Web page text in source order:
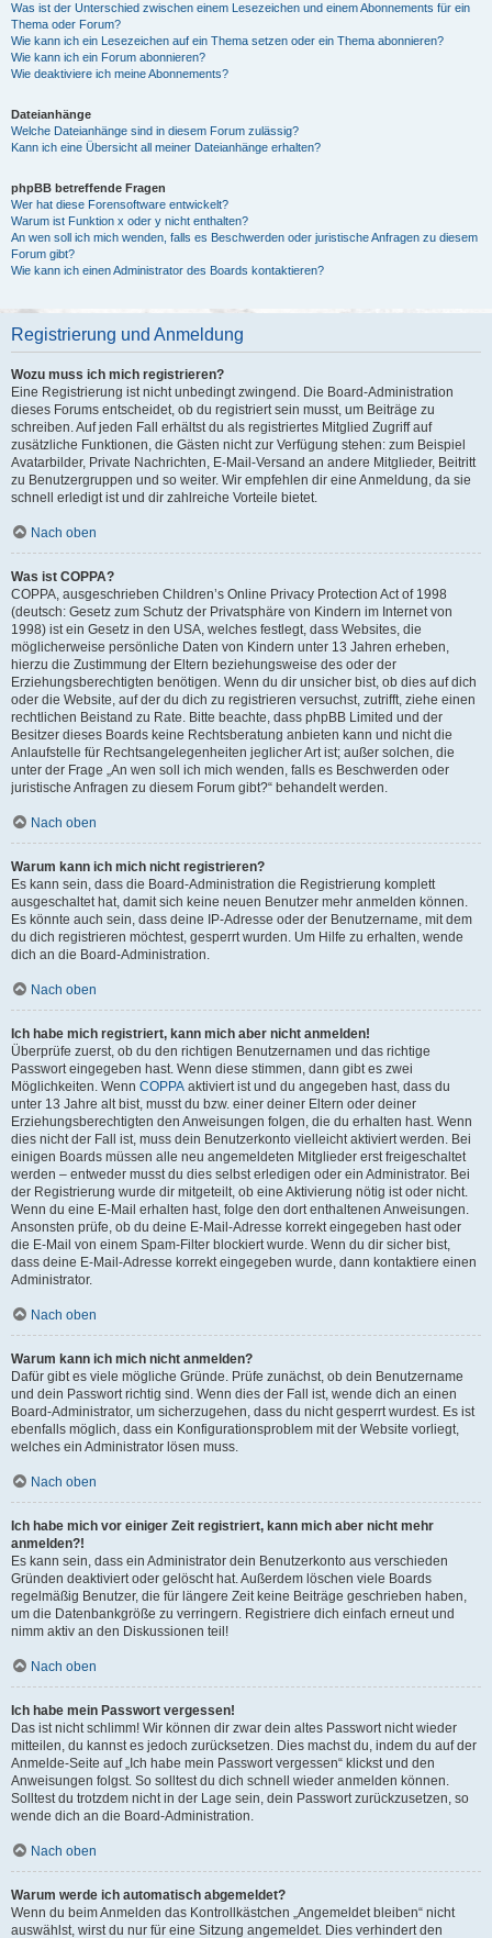
Was ist der Unterschied zwischen einem Lesezeichen und einem Abonnements für ein
Thema oder Forum?
Wie kann ich ein Lesezeichen auf ein Thema setzen oder ein Thema abonnieren?
Wie kann ich ein Forum abonnieren?
Wie deaktiviere ich meine Abonnements?
Dateianhänge
Welche Dateianhänge sind in diesem Forum zulässig?
Kann ich eine Übersicht all meiner Dateianhänge erhalten?
phpBB betreffende Fragen
Wer hat diese Forensoftware entwickelt?
Warum ist Funktion x oder y nicht enthalten?
An wen soll ich mich wenden, falls es Beschwerden oder juristische Anfragen zu diesem
Forum gibt?
Wie kann ich einen Administrator des Boards kontaktieren?
Registrierung und Anmeldung
Wozu muss ich mich registrieren?
Eine Registrierung ist nicht unbedingt zwingend. Die Board-Administration
dieses Forums entscheidet, ob du registriert sein musst, um Beiträge zu
schreiben. Auf jeden Fall erhältst du als registriertes Mitglied Zugriff auf
zusätzliche Funktionen, die Gästen nicht zur Verfügung stehen: zum Beispiel
Avatarbilder, Private Nachrichten, E-Mail-Versand an andere Mitglieder, Beitritt
zu Benutzergruppen und so weiter. Wir empfehlen dir eine Anmeldung, da sie
schnell erledigt ist und dir zahlreiche Vorteile bietet.
Nach oben
Was ist COPPA?
COPPA, ausgeschrieben Children’s Online Privacy Protection Act of 1998
(deutsch: Gesetz zum Schutz der Privatsphäre von Kindern im Internet von
1998) ist ein Gesetz in den USA, welches festlegt, dass Websites, die
möglicherweise persönliche Daten von Kindern unter 13 Jahren erheben,
hierzu die Zustimmung der Eltern beziehungsweise des oder der
Erziehungsberechtigten benötigen. Wenn du dir unsicher bist, ob dies auf dich
oder die Website, auf der du dich zu registrieren versuchst, zutrifft, ziehe einen
rechtlichen Beistand zu Rate. Bitte beachte, dass phpBB Limited und der
Besitzer dieses Boards keine Rechtsberatung anbieten kann und nicht die
Anlaufstelle für Rechtsangelegenheiten jeglicher Art ist; außer solchen, die
unter der Frage „An wen soll ich mich wenden, falls es Beschwerden oder
juristische Anfragen zu diesem Forum gibt?“ behandelt werden.
Nach oben
Warum kann ich mich nicht registrieren?
Es kann sein, dass die Board-Administration die Registrierung komplett
ausgeschaltet hat, damit sich keine neuen Benutzer mehr anmelden können.
Es könnte auch sein, dass deine IP-Adresse oder der Benutzername, mit dem
du dich registrieren möchtest, gesperrt wurden. Um Hilfe zu erhalten, wende
dich an die Board-Administration.
Nach oben
Ich habe mich registriert, kann mich aber nicht anmelden!
Überprüfe zuerst, ob du den richtigen Benutzernamen und das richtige
Passwort eingegeben hast. Wenn diese stimmen, dann gibt es zwei
Möglichkeiten. Wenn COPPA aktiviert ist und du angegeben hast, dass du
unter 13 Jahre alt bist, musst du bzw. einer deiner Eltern oder deiner
Erziehungsberechtigten den Anweisungen folgen, die du erhalten hast. Wenn
dies nicht der Fall ist, muss dein Benutzerkonto vielleicht aktiviert werden. Bei
einigen Boards müssen alle neu angemeldeten Mitglieder erst freigeschaltet
werden – entweder musst du dies selbst erledigen oder ein Administrator. Bei
der Registrierung wurde dir mitgeteilt, ob eine Aktivierung nötig ist oder nicht.
Wenn du eine E-Mail erhalten hast, folge den dort enthaltenen Anweisungen.
Ansonsten prüfe, ob du deine E-Mail-Adresse korrekt eingegeben hast oder
die E-Mail von einem Spam-Filter blockiert wurde. Wenn du dir sicher bist,
dass deine E-Mail-Adresse korrekt eingegeben wurde, dann kontaktiere einen
Administrator.
Nach oben
Warum kann ich mich nicht anmelden?
Dafür gibt es viele mögliche Gründe. Prüfe zunächst, ob dein Benutzername
und dein Passwort richtig sind. Wenn dies der Fall ist, wende dich an einen
Board-Administrator, um sicherzugehen, dass du nicht gesperrt wurdest. Es ist
ebenfalls möglich, dass ein Konfigurationsproblem mit der Website vorliegt,
welches ein Administrator lösen muss.
Nach oben
Ich habe mich vor einiger Zeit registriert, kann mich aber nicht mehr
anmelden?!
Es kann sein, dass ein Administrator dein Benutzerkonto aus verschieden
Gründen deaktiviert oder gelöscht hat. Außerdem löschen viele Boards
regelmäßig Benutzer, die für längere Zeit keine Beiträge geschrieben haben,
um die Datenbankgröße zu verringern. Registriere dich einfach erneut und
nimm aktiv an den Diskussionen teil!
Nach oben
Ich habe mein Passwort vergessen!
Das ist nicht schlimm! Wir können dir zwar dein altes Passwort nicht wieder
mitteilen, du kannst es jedoch zurücksetzen. Dies machst du, indem du auf der
Anmelde-Seite auf „Ich habe mein Passwort vergessen“ klickst und den
Anweisungen folgst. So solltest du dich schnell wieder anmelden können.
Solltest du trotzdem nicht in der Lage sein, dein Passwort zurückzusetzen, so
wende dich an die Board-Administration.
Nach oben
Warum werde ich automatisch abgemeldet?
Wenn du beim Anmelden das Kontrollkästchen „Angemeldet bleiben“ nicht
auswählst, wirst du nur für eine Sitzung angemeldet. Dies verhindert den